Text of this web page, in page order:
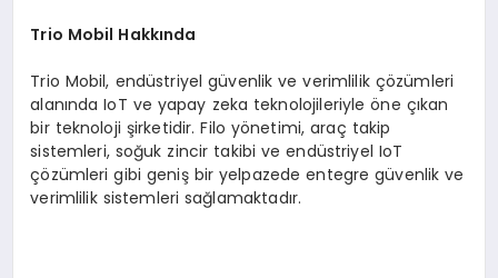
Trio Mobil Hakkında
Trio Mobil, endüstriyel güvenlik ve verimlilik çözümleri
alanında IoT ve yapay zeka teknolojileriyle öne çıkan
bir teknoloji şirketidir. Filo yönetimi, araç takip
sistemleri, soğuk zincir takibi ve endüstriyel IoT
çözümleri gibi geniş bir yelpazede entegre güvenlik ve
verimlilik sistemleri sağlamaktadır.